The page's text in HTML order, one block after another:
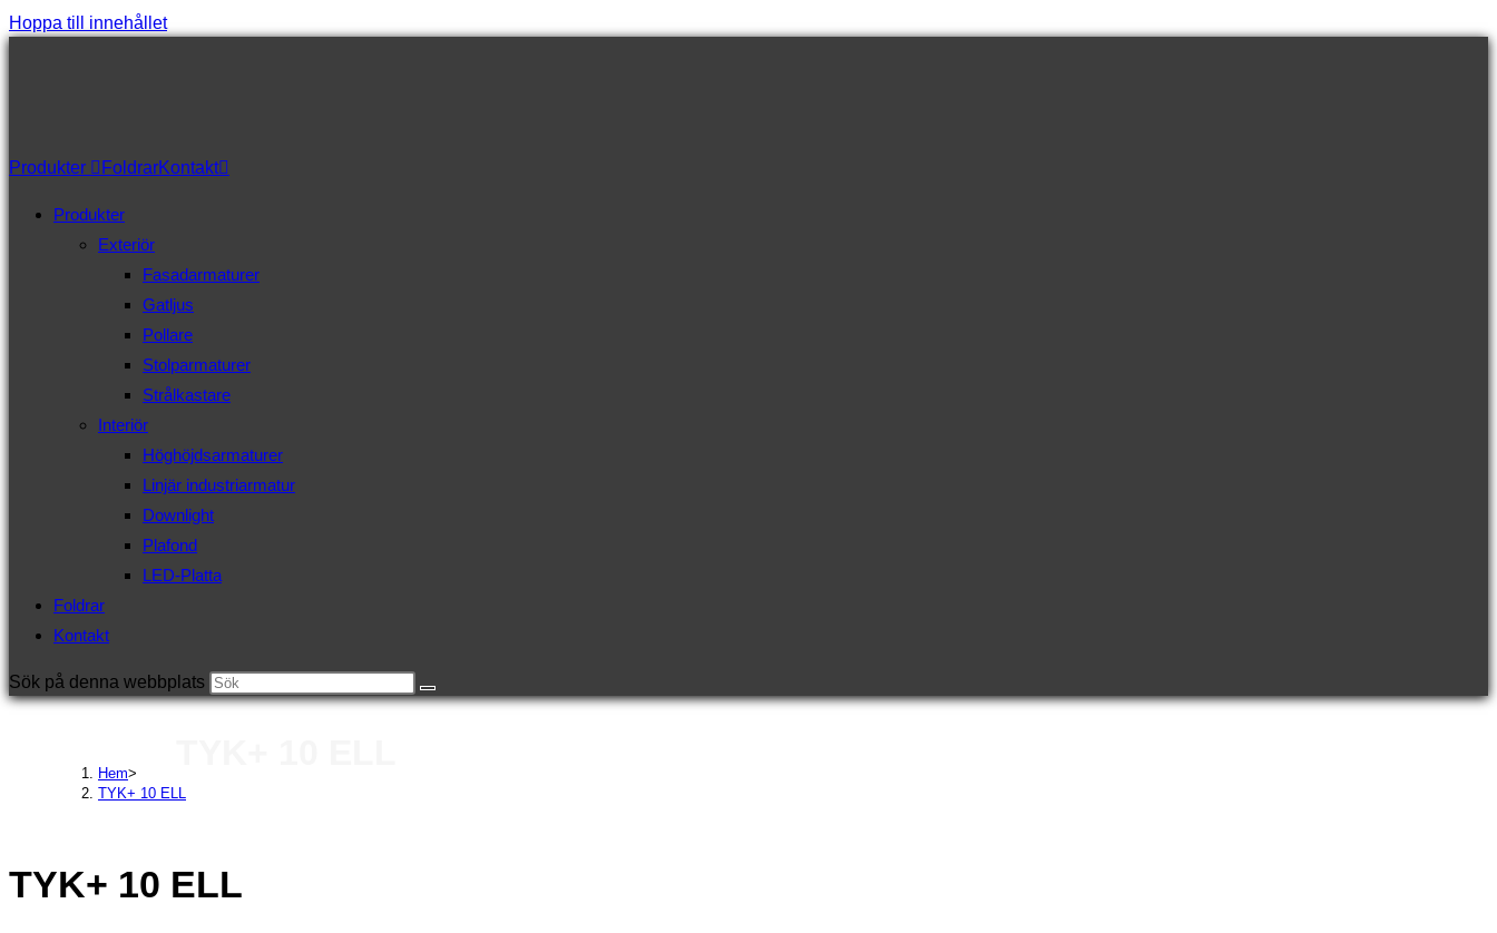
Hoppa till innehållet
Produkter FoldrarKontakt
Produkter
Exteriör
Fasadarmaturer
Gatljus
Pollare
Stolparmaturer
Strålkastare
Interiör
Höghöjdsarmaturer
Linjär industriarmatur
Downlight
Plafond
LED-Platta
Foldrar
Kontakt
Sök på denna webbplats
Hem>
TYK+ 10 ELL
TYK+ 10 ELL